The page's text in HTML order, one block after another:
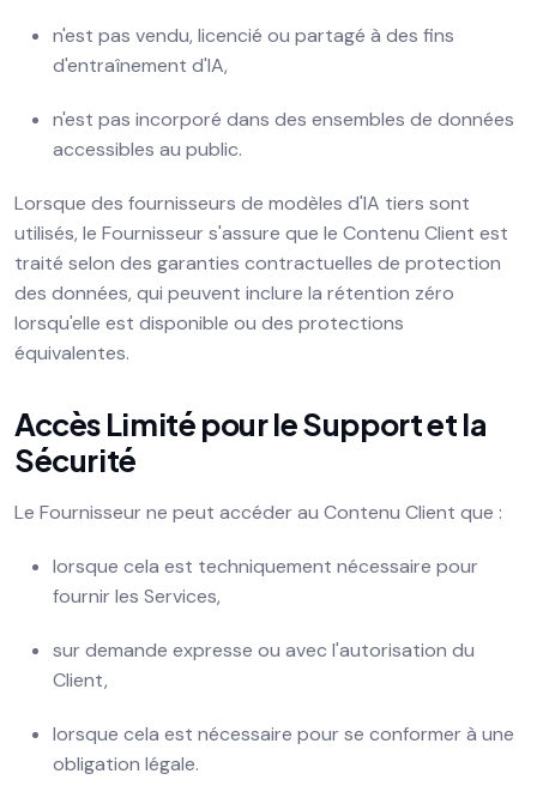
n'est pas vendu, licencié ou partagé à des fins
d'entraînement d'IA,
n'est pas incorporé dans des ensembles de données
accessibles au public.
Lorsque des fournisseurs de modèles d'IA tiers sont
utilisés, le Fournisseur s'assure que le Contenu Client est
traité selon des garanties contractuelles de protection
des données, qui peuvent inclure la rétention zéro
lorsqu'elle est disponible ou des protections
équivalentes.
Accès Limité pour le Support et la
Sécurité
Le Fournisseur ne peut accéder au Contenu Client que :
lorsque cela est techniquement nécessaire pour
fournir les Services,
sur demande expresse ou avec l'autorisation du
Client,
lorsque cela est nécessaire pour se conformer à une
obligation légale.